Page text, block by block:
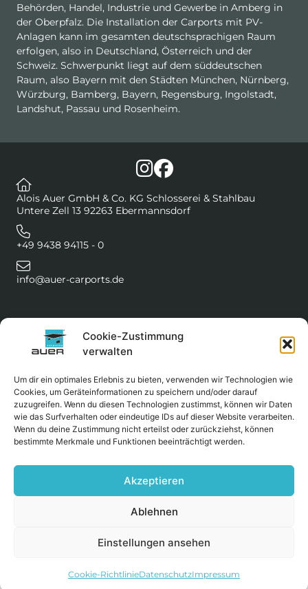
Cookie-Zustimmung
verwalten
Um dir ein optimales Erlebnis zu bieten, verwenden wir Technologien wie
Cookies, um Geräteinformationen zu speichern und/oder darauf
zuzugreifen. Wenn du diesen Technologien zustimmst, können wir Daten
wie das Surfverhalten oder eindeutige IDs auf dieser Website verarbeiten.
Wenn du deine Zustimmung nicht erteilst oder zurückziehst, können
bestimmte Merkmale und Funktionen beeinträchtigt werden.
Akzeptieren
Ablehnen
Einstellungen ansehen
Cookie-RichtlinieDatenschutzImpressum
Behörden, Handel, Industrie und Gewerbe in Amberg in
der Oberpfalz. Die Installation der Carports mit PV-
Anlagen kann im gesamten deutschsprachigen Raum
erfolgen, also in Deutschland, Österreich und der
Schweiz. Schwerpunkt liegt auf dem süddeutschen
Raum, also Bayern mit den Städten München, Nürnberg,
Würzburg, Bamberg, Bayern, Regensburg, Ingolstadt,
Landshut, Passau und Rosenheim.
Alois Auer GmbH & Co. KG Schlosserei & Stahlbau
Untere Zell 13 92263 Ebermannsdorf
+49 9438 94115 - 0
info@auer-carports.de
Impressum
Datenschutz